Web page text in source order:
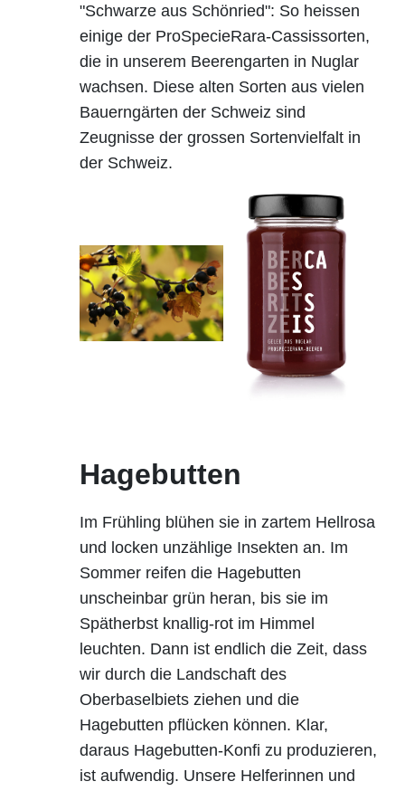
"Schwarze aus Schönried": So heissen
einige der ProSpecieRara-Cassissorten,
die in unserem Beerengarten in Nuglar
wachsen. Diese alten Sorten aus vielen
Bauerngärten der Schweiz sind
Zeugnisse der grossen Sortenvielfalt in
der Schweiz.
Hagebutten
Im Frühling blühen sie in zartem Hellrosa
und locken unzählige Insekten an. Im
Sommer reifen die Hagebutten
unscheinbar grün heran, bis sie im
Spätherbst knallig-rot im Himmel
leuchten. Dann ist endlich die Zeit, dass
wir durch die Landschaft des
Oberbaselbiets ziehen und die
Hagebutten pflücken können. Klar,
daraus Hagebutten-Konfi zu produzieren,
ist aufwendig. Unsere Helferinnen und